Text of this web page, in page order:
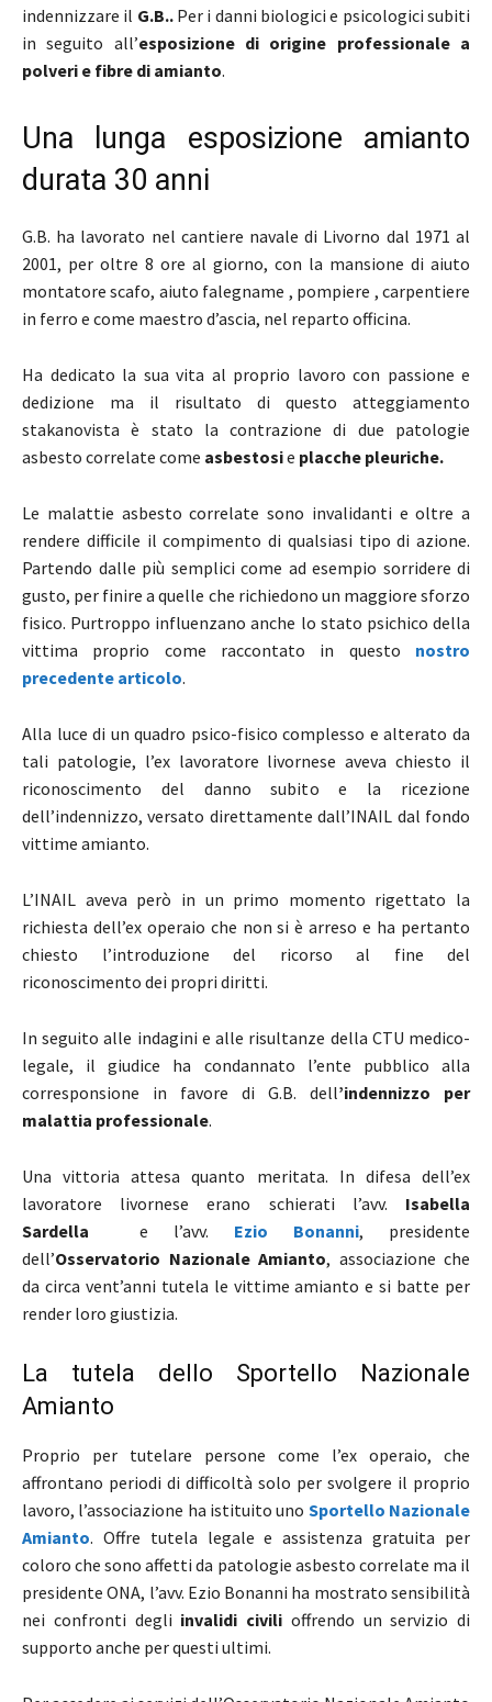
indennizzare il G.B..Per i danni biologici e psicologici subiti
in seguito all’esposizione di origine professionale a
polveri e fibre di amianto.
Una lunga esposizione amianto
durata 30 anni
G.B. ha lavorato nel cantiere navale di Livorno dal 1971 al
2001, per oltre 8 ore al giorno, con la mansione di aiuto
montatore scafo, aiuto falegname , pompiere , carpentiere
in ferro e come maestro d’ascia, nel reparto officina.
Ha dedicato la sua vita al proprio lavoro con passione e
dedizione ma il risultato di questo atteggiamento
stakanovista è stato la contrazione di due patologie
asbesto correlate come asbestosie placche pleuriche.
Le malattie asbesto correlate sono invalidanti e oltre a
rendere difficile il compimento di qualsiasi tipo di azione.
Partendo dalle più semplici come ad esempio sorridere di
gusto, per finire a quelle che richiedono un maggiore sforzo
fisico. Purtroppo influenzano anche lo stato psichico della
vittima proprio come raccontato in questo nostro
precedente articolo.
Alla luce di un quadro psico-fisico complesso e alterato da
tali patologie, l’ex lavoratore livornese aveva chiesto il
riconoscimento del danno subito e la ricezione
dell’indennizzo, versato direttamente dall’INAIL dal fondo
vittime amianto.
L’INAIL aveva però in un primo momento rigettato la
richiesta dell’ex operaio che non si è arreso e ha pertanto
chiesto l’introduzione del ricorso al fine del
riconoscimento dei propri diritti.
In seguito alle indagini e alle risultanze della CTU medico-
legale, il giudice ha condannato l’ente pubblico alla
corresponsione in favore di G.B. dell’indennizzo per
malattia professionale.
Una vittoria attesa quanto meritata. In difesa dell’ex
lavoratore livornese erano schierati l’avv. Isabella
Sardella
e l’avv. Ezio Bonanni, presidente
dell’Osservatorio Nazionale Amianto, associazione che
da circa vent’anni tutela le vittime amianto e si batte per
render loro giustizia.
La tutela dello Sportello Nazionale
Amianto
Proprio per tutelare persone come l’ex operaio, che
affrontano periodi di difficoltà solo per svolgere il proprio
lavoro, l’associazione ha istituito uno Sportello Nazionale
Amianto. Offre tutela legale e assistenza gratuita per
coloro che sono affetti da patologie asbesto correlate ma il
presidente ONA, l’avv. Ezio Bonanni ha mostrato sensibilità
nei confronti degli invalidi civili offrendo un servizio di
supporto anche per questi ultimi.